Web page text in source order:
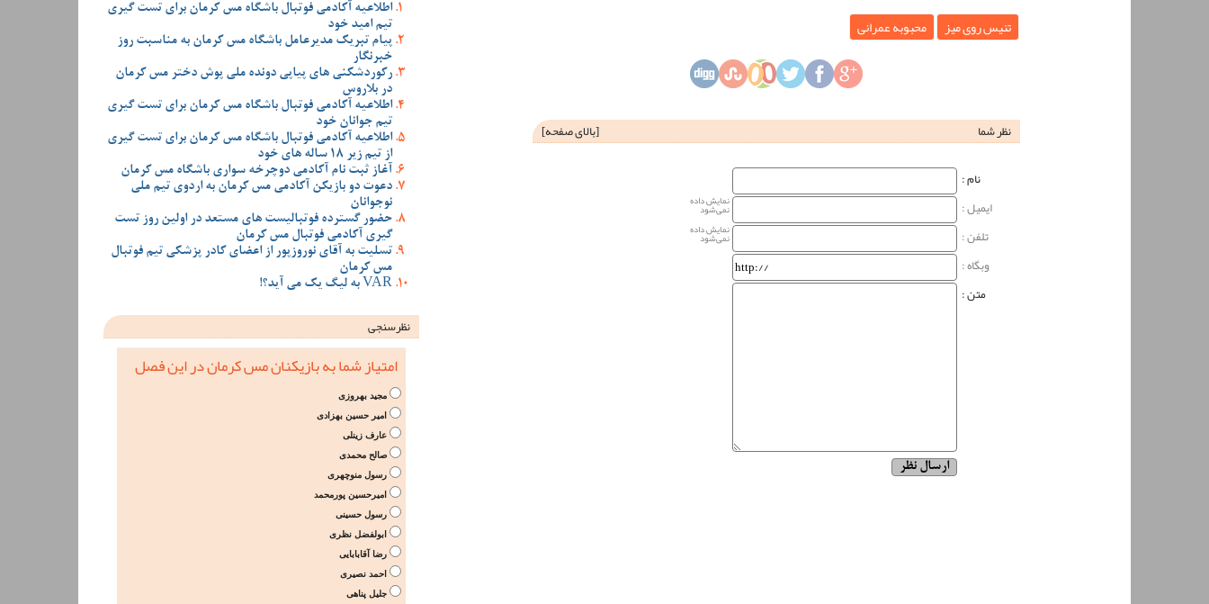
تنیس روی میز محبوبه عمرانی
نظر شما [بالای صفحه]
نام‌ :
ایمیل :
نمایش داده
نمی‌شود
تلفن : نمایش داده
نمی‌شود
وبگاه‌ :
متن :
اطلاعیه آکادمی فوتبال باشگاه مس کرمان برای تست گیری
تیم امید خود
پیام تبریک مدیرعامل باشگاه مس کرمان به مناسبت روز
خبرنگار
رکوردشکنی های پیاپی دونده ملی پوش دختر مس کرمان
در بلاروس
اطلاعیه آکادمی فوتبال باشگاه مس کرمان برای تست گیری
تیم جوانان خود
اطلاعیه آکادمی فوتبال باشگاه مس کرمان برای تست گیری
از تیم زیر 18 ساله های خود
آغاز ثبت نام آکادمی دوچرخه سواری باشگاه مس کرمان
دعوت دو بازیکن آکادمی مس کرمان به اردوی تیم ملی
نوجوانان
حضور گسترده فوتبالیست های مستعد در اولین روز تست
گیری آکادمی فوتبال مس کرمان
تسلیت به آقای نوروزپور از اعضای کادر پزشکی تیم فوتبال
مس کرمان
VAR به لیگ یک می آید؟!
نظرسنجی
امتیاز شما به بازیکنان مس کرمان در این فصل
مجید بهروزی
امیر حسین بهزادی
عارف زینلی
صالح محمدی
رسول منوچهری
امیرحسین پورمحمد
رسول حسینی
ابولفضل نظری
رضا آقابابایی
احمد نصیری
جلیل پناهی